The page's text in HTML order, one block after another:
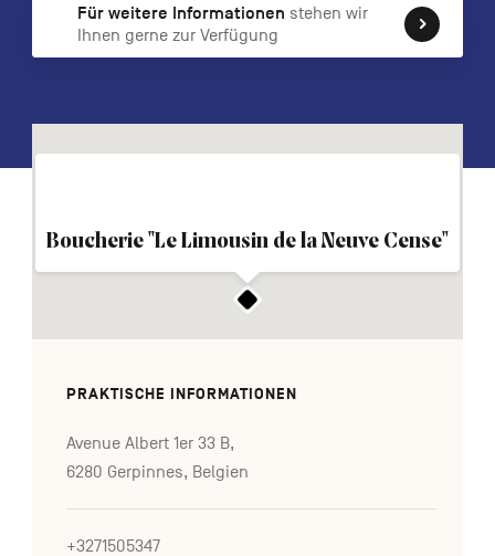
FR NL EN
Navigation
secondaire
Für weitere Informationen stehen wir
Ihnen gerne zur Verfügung
Boucherie "Le Limousin de la Neuve Cense"
PRAKTISCHE INFORMATIONEN
Avenue Albert 1er 33 B,
6280 Gerpinnes, Belgien
+3271505347